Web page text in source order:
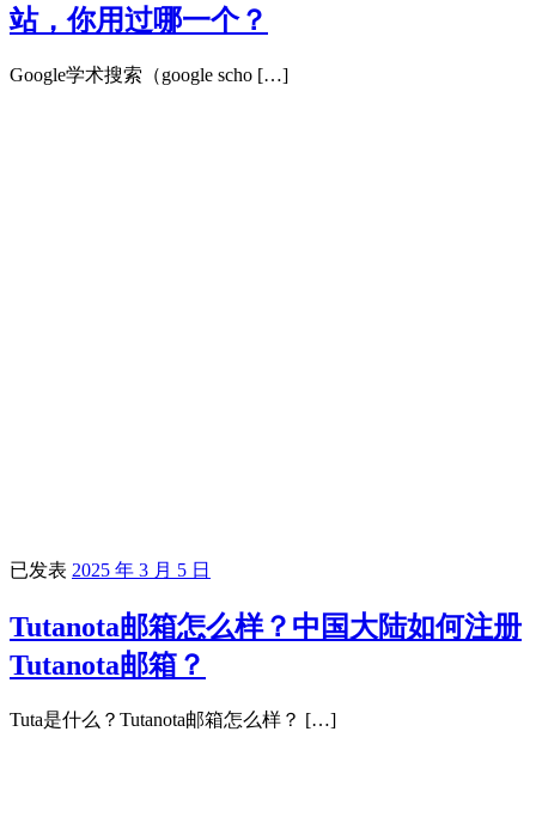
站，你用过哪一个？
Google学术搜索（google scho […]
已发表 2025 年 3 月 5 日
Tutanota邮箱怎么样？中国大陆如何注册
Tutanota邮箱？
Tuta是什么？Tutanota邮箱怎么样？ […]